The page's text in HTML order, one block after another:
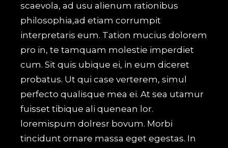
scaevola, ad usu alienum rationibus
philosophia,ad etiam corrumpit
interpretaris eum. Tation mucius dolorem
pro in, te tamquam molestie imperdiet
cum. Sit quis ubique ei, in eum diceret
probatus. Ut qui case verterem, simul
perfecto qualisque mea ei. At sea utamur
fuisset tibique ali quenean lor.
loremispum dolresr bovum. Morbi
tincidunt ornare massa eget egestas. In